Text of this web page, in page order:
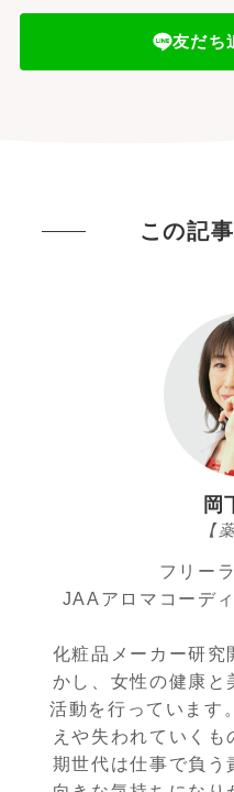
友だち
この記
岡
【
フリー
JAAアロマコーデ
化粧品メーカー研究
かし、女性の健康と
活動を行っています
えや失われていく
期世代は仕事で負う